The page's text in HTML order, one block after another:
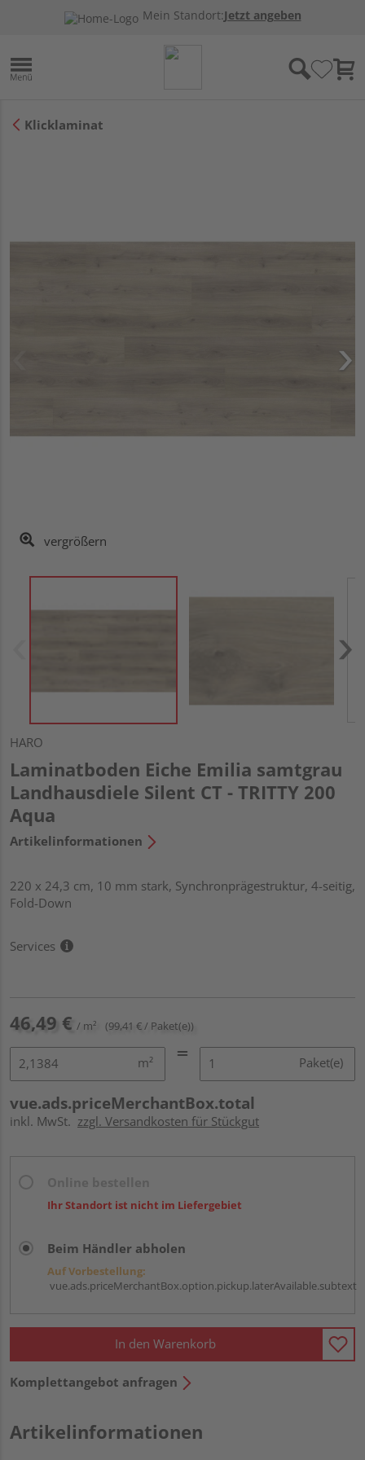
Mein Standort:Jetzt angeben
Klicklaminat
vergrößern
HARO
Laminatboden Eiche Emilia samtgrau
Landhausdiele Silent CT - TRITTY 200
Aqua
Artikelinformationen
220 x 24,3 cm, 10 mm stark, Synchronprägestruktur, 4-seitig,
Fold-Down
Services
46,49 € / m² (99,41 € / Paket(e))
m² Paket(e)
vue.ads.priceMerchantBox.total
inkl. MwSt. zzgl. Versandkosten für Stückgut
Ihr Standort ist nicht im Liefergebiet
Beim Händler abholen
Auf Vorbestellung:
vue.ads.priceMerchantBox.option.pickup.laterAvailable.subtext
In den Warenkorb
Komplettangebot anfragen
Artikelinformationen